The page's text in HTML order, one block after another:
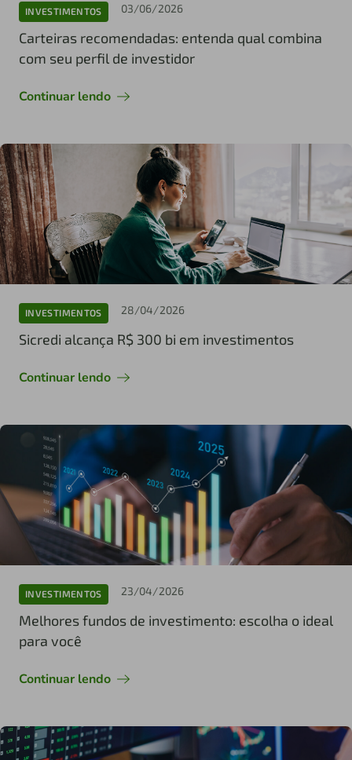
INVESTIMENTOS 03/06/2026
Carteiras recomendadas: entenda qual combina
com seu perfil de investidor
Continuar lendo
INVESTIMENTOS 28/04/2026
Sicredi alcança R$ 300 bi em investimentos
Continuar lendo
INVESTIMENTOS 23/04/2026
Melhores fundos de investimento: escolha o ideal
para você
Continuar lendo